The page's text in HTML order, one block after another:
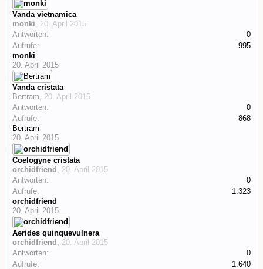
Vanda vietnamica
monki, 20. April 2015
Antworten:
0
Aufrufe:
995
monki
20. April 2015
Vanda cristata
Bertram, 20. April 2015
Antworten:
0
Aufrufe:
868
Bertram
20. April 2015
Coelogyne cristata
orchidfriend , 20. April 2015
Antworten:
0
Aufrufe:
1.323
orchidfriend
20. April 2015
Aerides quinquevulnera
orchidfriend , 20. April 2015
Antworten:
0
Aufrufe:
1.640